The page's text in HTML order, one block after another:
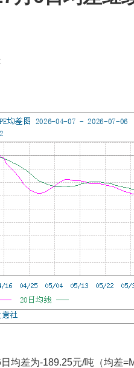
均差为-189.25元/吨（均差